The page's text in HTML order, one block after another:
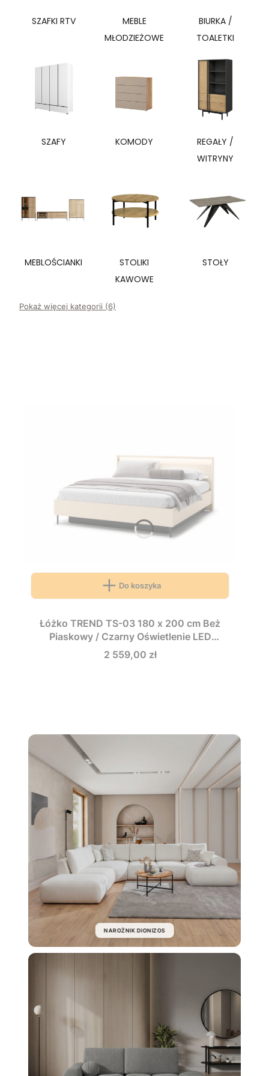
SZAFKI RTV
MEBLE
MŁODZIEŻOWE
BIURKA /
TOALETKI
SZAFY KOMODY
REGAŁY /
WITRYNY
MEBLOŚCIANKI
STOLIKI
KAWOWE
STOŁY
Pokaż więcej kategorii (6)
Do koszyka
Łóżko TREND TS-03 180 x 200 cm Beż
Piaskowy / Czarny Oświetlenie LED
Ryflowany Zagłówek Sypialnia TS3180BPC
Cena
2 559,00 zł
NAROŻNIK DIONIZOS